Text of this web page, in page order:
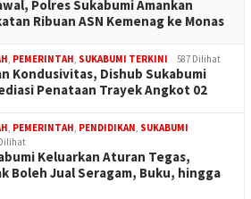
Polres Sukabumi Amankan
Ribuan ASN Kemenag ke Monas
, PEMERINTAH, SUKABUMI TERKINI 587 Dilihat
Kondusivitas, Dishub Sukabumi
Penataan Trayek Angkot 02
, PEMERINTAH, PENDIDIKAN, SUKABUMI
Keluarkan Aturan Tegas,
Boleh Jual Seragam, Buku, hingga